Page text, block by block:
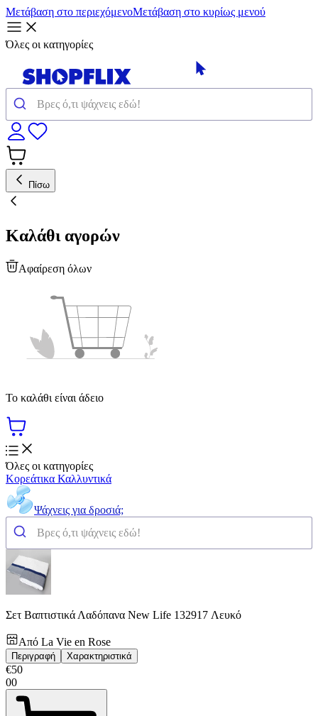
Μετάβαση στο περιεχόμενοΜετάβαση στο κυρίως μενού
Όλες οι κατηγορίες
Πίσω
Καλάθι αγορών
Αφαίρεση όλων
Το καλάθι είναι άδειο
Όλες οι κατηγορίες
Κορεάτικα Καλλυντικά
Ψάχνεις για δροσιά;
Σετ Βαπτιστικά Λαδόπανα New Life 132917 Λευκό
Από La Vie en Rose
Περιγραφή Χαρακτηριστικά
€50
00